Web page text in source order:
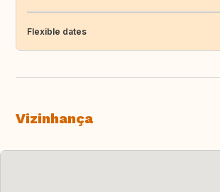
Flexible dates
Vizinhança